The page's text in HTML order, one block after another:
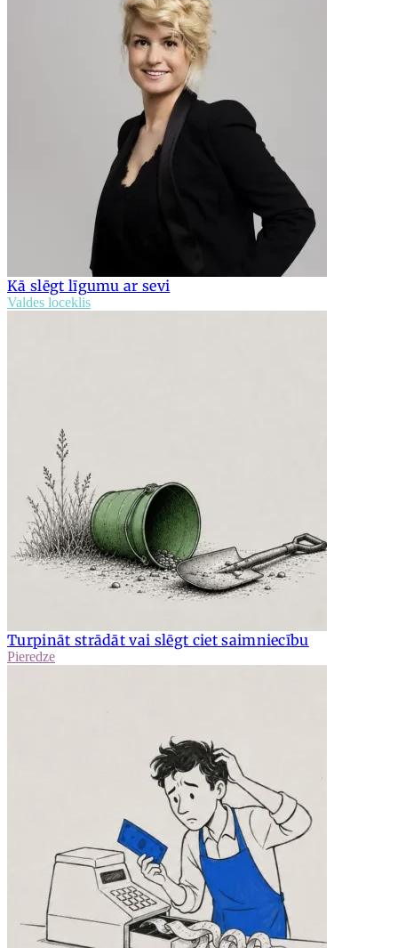
Kā slēgt līgumu ar sevi
Valdes loceklis
Turpināt strādāt vai slēgt ciet saimniecību
Pieredze